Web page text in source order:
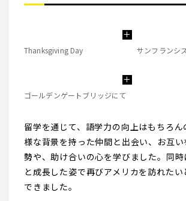
Thanksgiving Day サンフランシ
ゴールデンゲートブリッジにて
留学を通じて、語学力の向上はもちろ
様な背景を持った仲間と出会い、お互
勢や、助け合いの心を学びました。同時
と成長した姿で再びアメリカを訪れた
できました。